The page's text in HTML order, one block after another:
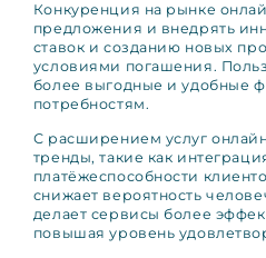
Конкуренция на рынке
предложения и внедрять
ставок и созданию новых
условиями погашения.
более выгодные и удобные
потребностям.
С расширением услуг
тренды, такие как
платёжеспособности
снижает вероятность
делает сервисы более
повышая уровень